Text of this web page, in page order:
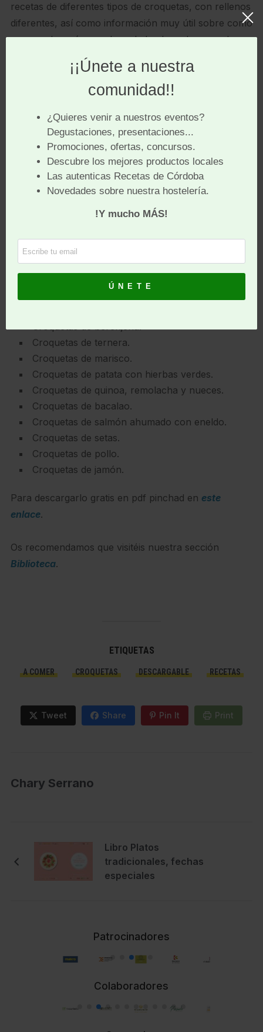
recetas de diferentes tipos de croquetas, con rellenos
diferentes, así como información muy útil sobre como
prepararlas, cómo se hace la bechamel, que es la
base de la masa de esta preparación y además viene
con una introducción sobre la historia de las
Cada una de estas recetas tienen la
siguiente información:
Lista de ingredientes.
Descripción del proceso de elaboración.
Número de croquetas obtenidas.
Grado de dificultad de la receta.
Una fotografía de la receta terminada.
Lista de las recetas:
Croquetas de berenjena.
Croquetas de ternera.
Croquetas de marisco.
Croquetas de patata con hierbas verdes.
Croquetas de quinoa, remolacha y nueces.
Croquetas de bacalao.
Croquetas de salmón ahumado con eneldo.
Croquetas de setas.
Croquetas de pollo.
Croquetas de jamón.
Para descargarlo gratis en pdf pinchad en este
enlace.
Os recomendamos que visitéis nuestra sección
Biblioteca.
ETIQUETAS
A COMER CROQUETAS DESCARGABLE RECETAS
Tweet Share Pin It Print
Chary Serrano
Libro Platos
tradicionales, fechas
especiales
Patrocinadores
Colaboradores